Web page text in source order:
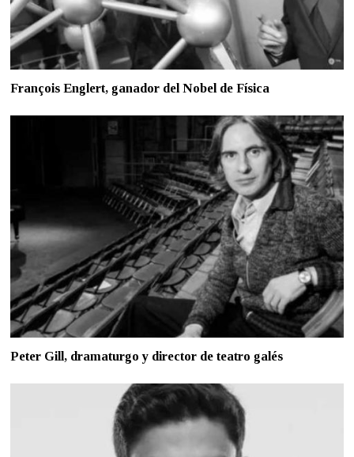
François Englert, ganador del Nobel de Física
Peter Gill, dramaturgo y director de teatro galés